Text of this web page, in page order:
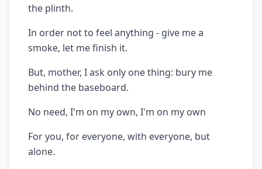
the plinth.
In order not to feel anything - give me a
smoke, let me finish it.
But, mother, I ask only one thing: bury me
behind the baseboard.
No need, I'm on my own, I'm on my own
For you, for everyone, with everyone, but
alone.